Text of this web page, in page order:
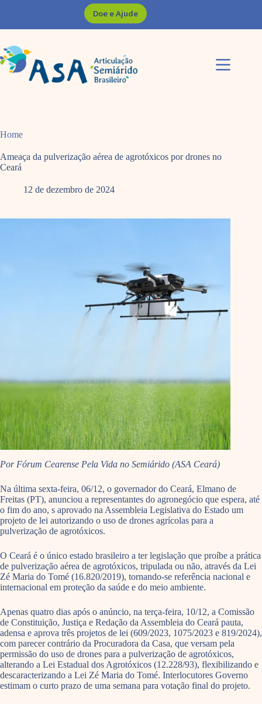
Doe e Ajude
Home
Ameaça da pulverização aérea de agrotóxicos por drones no
Ceará
12 de dezembro de 2024
Por Fórum Cearense Pela Vida no Semiárido (ASA Ceará)
Na última sexta-feira, 06/12, o governador do Ceará, Elmano de
Freitas (PT), anunciou a representantes do agronegócio que espera, até
o fim do ano, s aprovado na Assembleia Legislativa do Estado um
projeto de lei autorizando o uso de drones agrícolas para a
pulverização de agrotóxicos.
O Ceará é o único estado brasileiro a ter legislação que proíbe a prática
de pulverização aérea de agrotóxicos, tripulada ou não, através da Lei
Zé Maria do Tomé (16.820/2019), tornando-se referência nacional e
internacional em proteção da saúde e do meio ambiente.
Apenas quatro dias após o anúncio, na terça-feira, 10/12, a Comissão
de Constituição, Justiça e Redação da Assembleia do Ceará pauta,
adensa e aprova três projetos de lei (609/2023, 1075/2023 e 819/2024),
com parecer contrário da Procuradora da Casa, que versam pela
permissão do uso de drones para a pulverização de agrotóxicos,
alterando a Lei Estadual dos Agrotóxicos (12.228/93), flexibilizando e
descaracterizando a Lei Zé Maria do Tomé. Interlocutores Governo
estimam o curto prazo de uma semana para votação final do projeto.